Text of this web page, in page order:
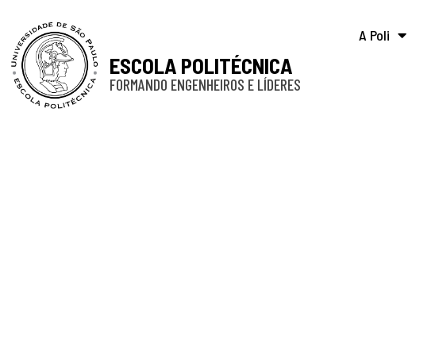
ESCOLA POLITÉCNICA
FORMANDO ENGENHEIROS E LÍDERES
A Poli